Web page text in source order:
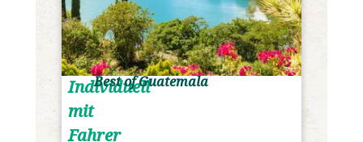
Individuell
mit
Fahrer
Best of Guatemala